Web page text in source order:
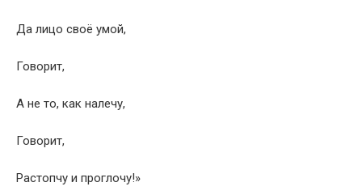
Да лицо своё умой,
Говорит,
А не то, как налечу,
Говорит,
Растопчу и проглочу!»